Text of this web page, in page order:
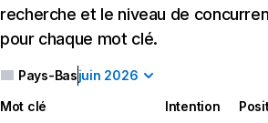
recherche et le niveau de
pour chaque mot clé.
Pays-Basjuin 2026
Mot clé Intention